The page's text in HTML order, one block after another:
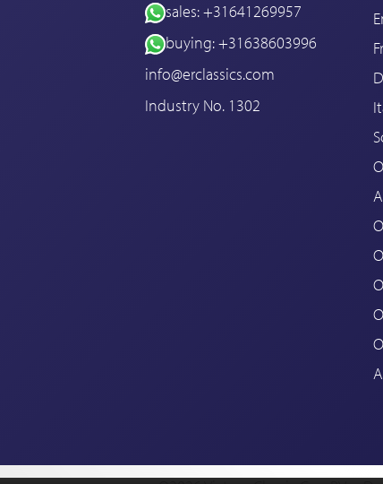
sales: +31641269957
buying: +31638603996
info@erclassics.com
Industry No. 1302